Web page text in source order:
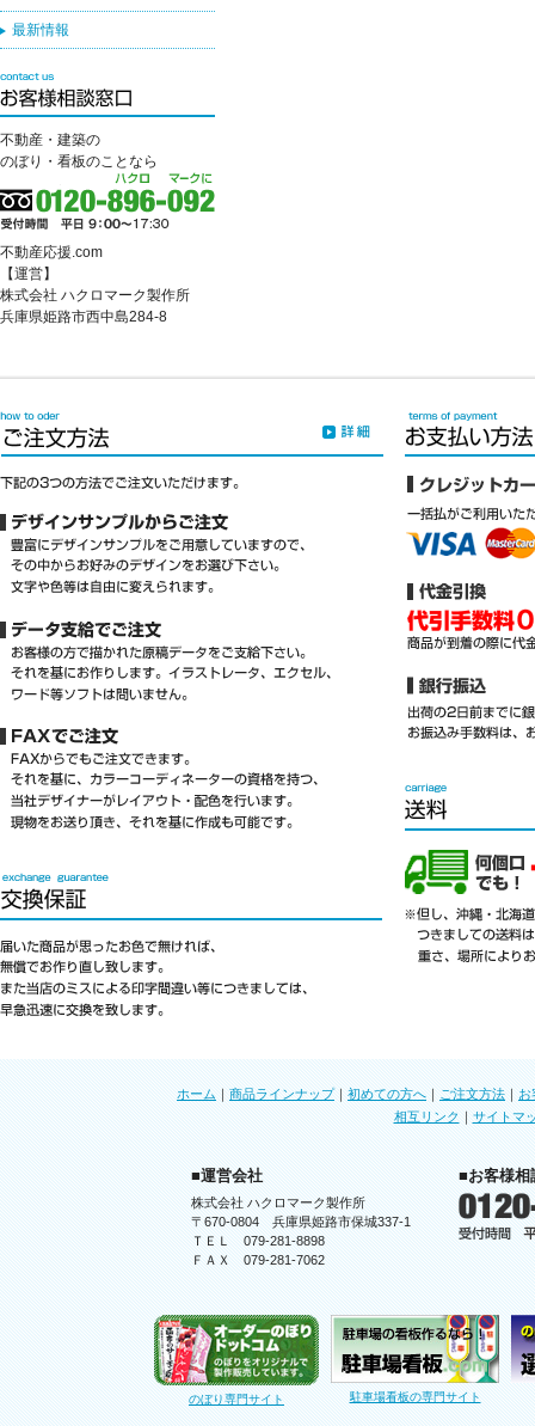
最新情報
不動産・建築の
のぼり・看板のことなら
不動産応援.com
【運営】
株式会社 ハクロマーク製作所
兵庫県姫路市西中島284-8
ホーム ｜ 商品ラインナップ｜ 初めての方へ ｜ ご注文方法 ｜ お
相互リンク ｜ サイトマ
■運営会社
株式会社 ハクロマーク製作所
〒670-0804 兵庫県姫路市保城337-1
ＴＥＬ 079-281-8898
ＦＡＸ 079-281-7062
■お客様相
のぼり専門サイト 駐車場看板の専門サイト